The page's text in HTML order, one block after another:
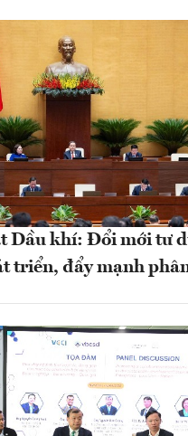
Dầu khí: Đổi mới tư
triển, đẩy mạnh